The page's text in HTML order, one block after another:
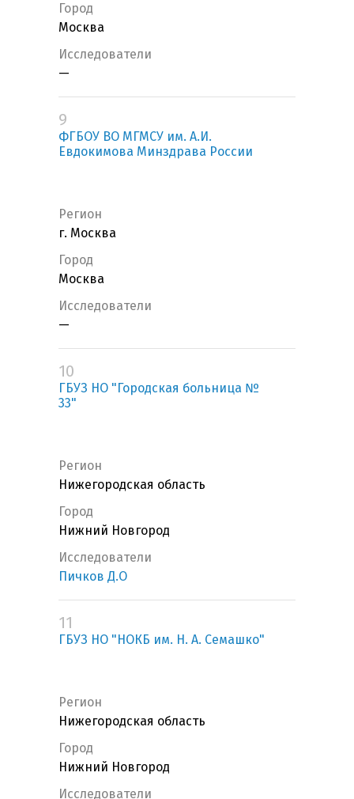
Город
Москва
Исследователи
—
9
ФГБОУ ВО МГМСУ им. А.И.
Евдокимова Минздрава России
Регион
г. Москва
Город
Москва
Исследователи
—
10
ГБУЗ НО "Городская больница №
33"
Регион
Нижегородская область
Город
Нижний Новгород
Исследователи
Пичков Д.О
11
ГБУЗ НО "НОКБ им. Н. А. Семашко"
Регион
Нижегородская область
Город
Нижний Новгород
Исследователи